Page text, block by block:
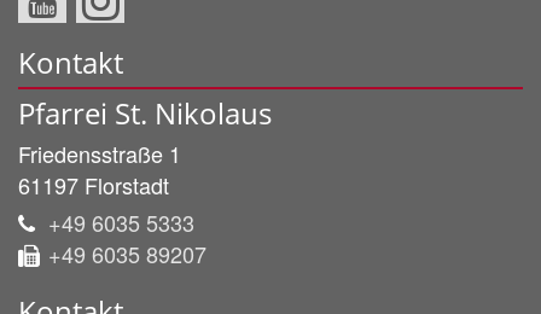
Kontakt
Pfarrei St. Nikolaus
Friedensstraße 1
61197 Florstadt
+49 6035 5333
+49 6035 89207